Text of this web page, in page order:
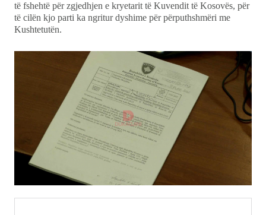
të fshehtë për zgjedhjen e kryetarit të Kuvendit të Kosovës, për
të cilën kjo parti ka ngritur dyshime për përputhshmëri me
Kushtetutën.